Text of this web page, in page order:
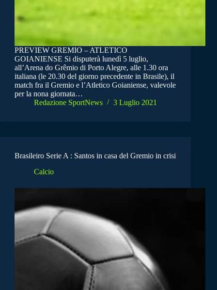
PREVIEW GREMIO – ATLETICO
GOIANIENSE Si disputerà lunedì 5 luglio,
all’Arena do Grêmio di Porto Alegre, alle 1.30 ora
italiana (le 20.30 del giorno precedente in Brasile), il
match fra il Gremio e l’Atletico Goianiense, valevole
per la nona giornata…
Redazione SportNews
3 Luglio 2021
Brasileiro Serie A : Santos in casa del Gremio in crisi
Calcio